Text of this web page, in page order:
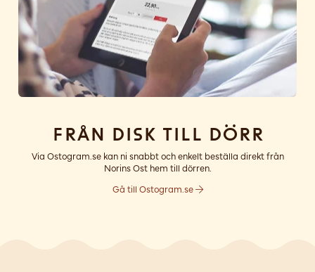
Från disk till dörr
Via Ostogram.se kan ni snabbt och enkelt beställa direkt från
Norins Ost hem till dörren.
Gå till Ostogram.se